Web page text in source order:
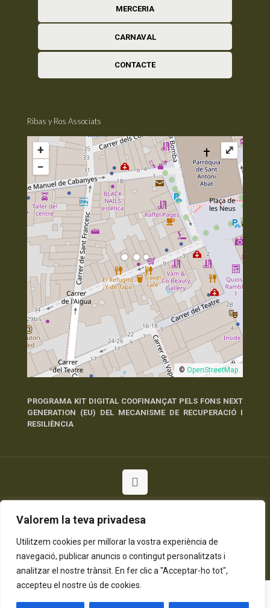
Valorem la teva privadesa
Utilitzem cookies per millorar la vostra experiència de
navegació, publicar anuncis o contingut personalitzats i
analitzar el nostre trànsit. En fer clic a "Acceptar-ho tot",
accepteu el nostre ús de cookies.
MERCERIA
CARNAVAL
CONTACTE
Ribas y Ros Associats
+
−
© OpenStreetMap
⤢
PROGRAMA KIT DIGITAL COOFINANÇAT PELS FONS NEXT
GENERATION (EU) DEL MECANISME DE RECUPERACIÓ I
RESILIÈNCIA
Política de Privadesa Política de Cookies